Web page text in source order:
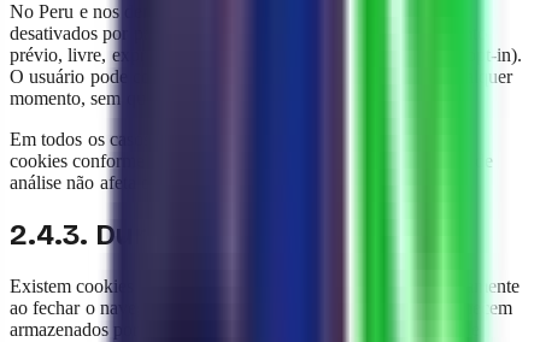
No Peru e nos demais países, os cookies de análise ficam
desativados por padrão e só são ativados com o consentimento
prévio, livre, expresso, informado e inequívoco do usuário (opt-in).
O usuário pode conceder ou retirar esse consentimento a qualquer
momento, sem que isso afete o funcionamento do Serviço.
Em todos os casos, o usuário pode gerenciar ou desativar os
cookies conforme a seção 2.4.4, e a desativação dos cookies de
análise não afeta o funcionamento da Plataforma.
2.4.3. Duração e conservação
Existem cookies de sessão — que são eliminados automaticamente
ao fechar o navegador — e cookies persistentes, que permanecem
armazenados por um período máximo de até dois (2) anos, de